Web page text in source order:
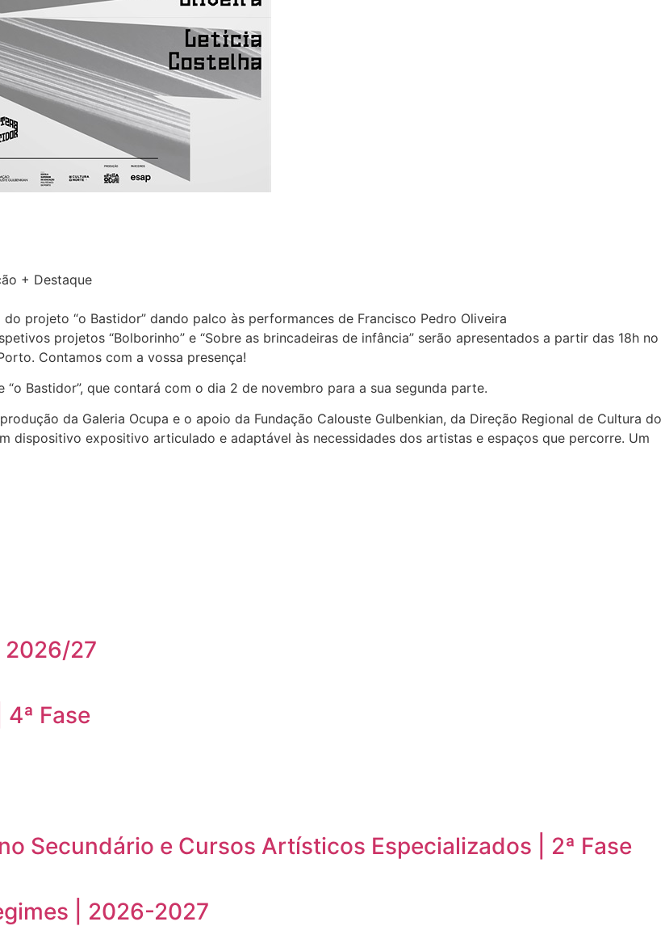
+ Destaque
projeto “o Bastidor” dando palco às performances de Francisco Pedro Oliveira
projetos “Bolborinho” e “Sobre as brincadeiras de infância” serão apresentados a partir das 18h no
Contamos com a vossa presença!
Bastidor”, que contará com o dia 2 de novembro para a sua segunda parte.
da Galeria Ocupa e o apoio da Fundação Calouste Gulbenkian, da Direção Regional de Cultura do
dispositivo expositivo articulado e adaptável às necessidades dos artistas e espaços que percorre. Um
2026/27
Fase
Secundário e Cursos Artísticos Especializados | 2ª Fase
| 2026-2027